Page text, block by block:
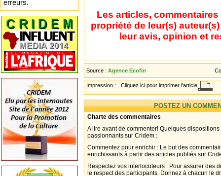
Les articles,
propriété de leur(s)
leur avis, opinion et
Source : Agence Ecofin
Impression : Cliquez ici pour imprimer l'article
POSTEZ UN
Charte des commentaires
A lire avant de commenter! Quelques
passionnants sur Cridem :
Commentez pour enrichir : Le but des
enrichissants à partir des articles publiés sur
Respectez vos interlocuteurs : Pour assurer des
le respect des participants. Donnez à chacun le